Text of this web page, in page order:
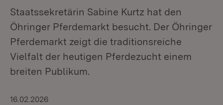
Staatssekretärin Sabine Kurtz hat den
Öhringer Pferdemarkt besucht. Der Öhringer
Pferdemarkt zeigt die traditionsreiche
Vielfalt der heutigen Pferdezucht einem
breiten Publikum.
16.02.2026